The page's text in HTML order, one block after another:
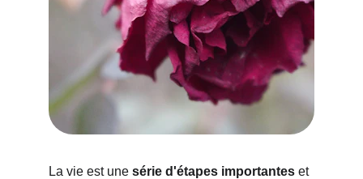
La vie est une série d'étapes importantes et